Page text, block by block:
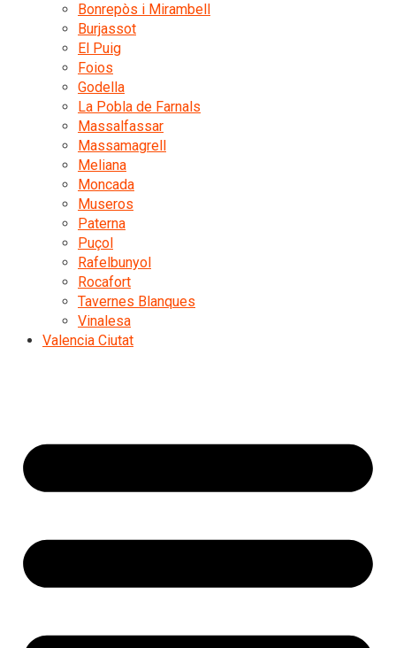
Bonrepòs i Mirambell
Burjassot
El Puig
Foios
Godella
La Pobla de Farnals
Massalfassar
Massamagrell
Meliana
Moncada
Museros
Paterna
Puçol
Rafelbunyol
Rocafort
Tavernes Blanques
Vinalesa
Valencia Ciutat